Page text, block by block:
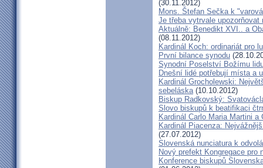
(30.11.2012)
Mons. Štefan Sečka k
Je třeba vytrvale
Aktuálně: Benedikt XVI.. a
(08.11.2012)
Kardinál Koch: ordinariát pro
První bilance synodu
Synodní Poselství Božímu
Dnešní lidé potřebují místa a
Kardinál Grocholewski:
sebeláska(10.10.2012)
Biskup Radkovský:
Slovo biskupů k beatifikaci
Kardinál Carlo Maria Martini
Kardinál Piacenza:
(27.07.2012)
Slovenská nunciatura k
Nový prefekt Kongregace pro
Konference biskupů